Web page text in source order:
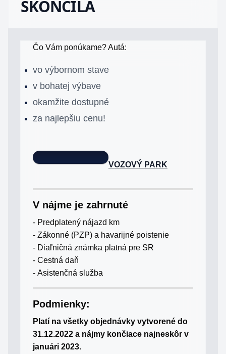
SKONČILA
Čo Vám ponúkame? Autá:
vo výbornom stave
v bohatej výbave
okamžite dostupné
za najlepšiu cenu!
VOZOVÝ PARK
V nájme je zahrnuté
- Predplatený nájazd km
- Zákonné (PZP) a havarijné poistenie
- Diaľničná známka platná pre SR
- Cestná daň
- Asistenčná služba
Podmienky:
Platí na všetky objednávky vytvorené do
31.12.2022 a nájmy končiace najneskôr v
januári 2023.